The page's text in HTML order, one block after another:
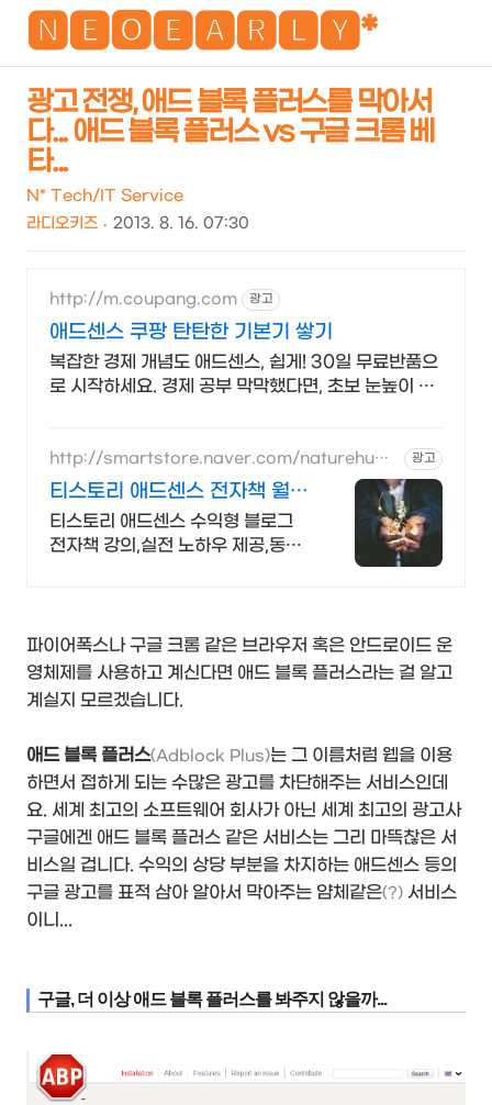
🅽🅴🅾🅴🅰🆁🅻🆈*
검
광고 전쟁, 애드 블록 플러스를 막아서
다... 애드 블록 플러스 vs 구글 크롬 베
타...
N* Tech/IT Service
라디오키즈
2013. 8. 16. 07:30
http://m.coupang.com 광고
애드센스 쿠팡 탄탄한 기본기 쌓기
복잡한 경제 개념도 애드센스, 쉽게! 30일 무료반품으
로 시작하세요. 경제 공부 막막했다면, 초보 눈높이 책
http://smartstore.naver.com/naturehum
an
광고
티스토리 애드센스 전자책 월
100만원 고정 수익발생!
티스토리 애드센스 수익형 블로그
전자책 강의,실전 노하우 제공,동영
파이어폭스나 구글 크롬 같은 브라우저 혹은 안드로이드 운
영체제를 사용하고 계신다면 애드 블록 플러스라는 걸 알고
계실지 모르겠습니다.
애드 블록 플러스(Adblock Plus)는 그 이름처럼 웹을 이용
하면서 접하게 되는 수많은 광고를 차단해주는 서비스인데
요. 세계 최고의 소프트웨어 회사가 아닌 세계 최고의 광고사
구글에겐 애드 블록 플러스 같은 서비스는 그리 마뜩찮은 서
비스일 겁니다. 수익의 상당 부분을 차지하는 애드센스 등의
구글 광고를 표적 삼아 알아서 막아주는 얌체같은(?) 서비스
이니...
구글, 더 이상 애드 블록 플러스를 봐주지 않을까...